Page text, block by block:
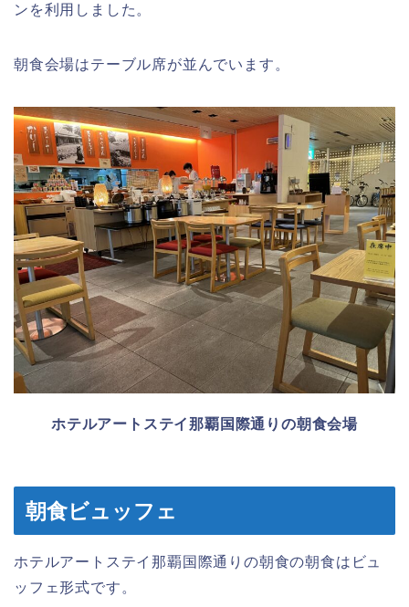
ンを利用しました。
朝食会場はテーブル席が並んでいます。
ホテルアートステイ那覇国際通りの朝食会場
朝食ビュッフェ
ホテルアートステイ那覇国際通りの朝食の朝食はビュ
ッフェ形式です。